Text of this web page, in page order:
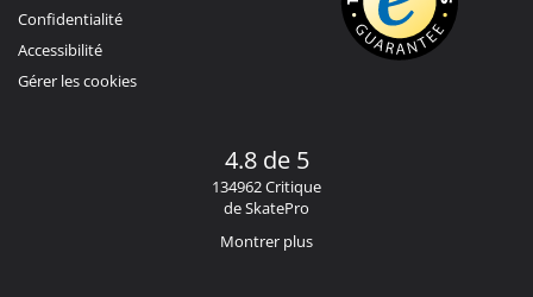
Confidentialité
Accessibilité
Gérer les cookies
4.8 de 5
134962 Critique
de SkatePro
Montrer plus